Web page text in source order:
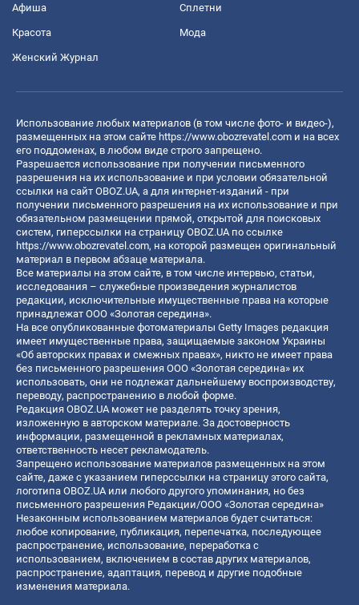
Афиша Сплетни
Красота Мода
Женский Журнал
Использование любых материалов (в том числе фото- и видео-),
размещенных на этом сайте https://www.obozrevatel.com и на всех
его поддоменах, в любом виде строго запрещено.
Разрешается использование при получении письменного
разрешения на их использование и при условии обязательной
ссылки на сайт OBOZ.UA, а для интернет-изданий - при
получении письменного разрешения на их использование и при
обязательном размещении прямой, открытой для поисковых
систем, гиперссылки на страницу OBOZ.UA по ссылке
https://www.obozrevatel.com, на которой размещен оригинальный
материал в первом абзаце материала.
Все материалы на этом сайте, в том числе интервью, статьи,
исследования – служебные произведения журналистов
редакции, исключительные имущественные права на которые
принадлежат ООО «Золотая середина».
На все опубликованные фотоматериалы Getty Images редакция
имеет имущественные права, защищаемые законом Украины
«Об авторских правах и смежных правах», никто не имеет права
без письменного разрешения ООО «Золотая середина» их
использовать, они не подлежат дальнейшему воспроизводству,
переводу, распространению в любой форме.
Редакция OBOZ.UA может не разделять точку зрения,
изложенную в авторском материале. За достоверность
информации, размещенной в рекламных материалах,
ответственность несет рекламодатель.
Запрещено использование материалов размещенных на этом
сайте, даже с указанием гиперссылки на страницу этого сайта,
логотипа OBOZ.UA или любого другого упоминания, но без
письменного разрешения Редакции/ООО «Золотая середина»
Незаконным использованием материалов будет считаться:
любое копирование, публикация, перепечатка, последующее
распространение, использование, переработка с
использованием, включением в состав других материалов,
распространение, адаптация, перевод и другие подобные
изменения материала.